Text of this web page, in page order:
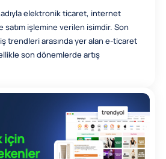
elektronik ticaret, internet
satım işlemine verilen isimdir. Son
trendleri arasında yer alan e-ticaret
son dönemlerde artış